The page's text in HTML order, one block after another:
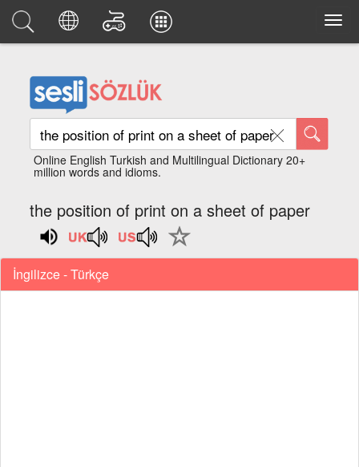
Online English Turkish and Multilingual Dictionary 20+
million words and idioms.
the position of print on a sheet of paper
İngilizce - Türkçe